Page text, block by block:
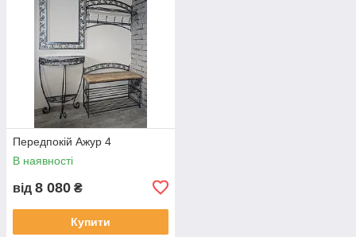
Передпокій Ажур 4
В наявності
від 8 080 ₴
Купити